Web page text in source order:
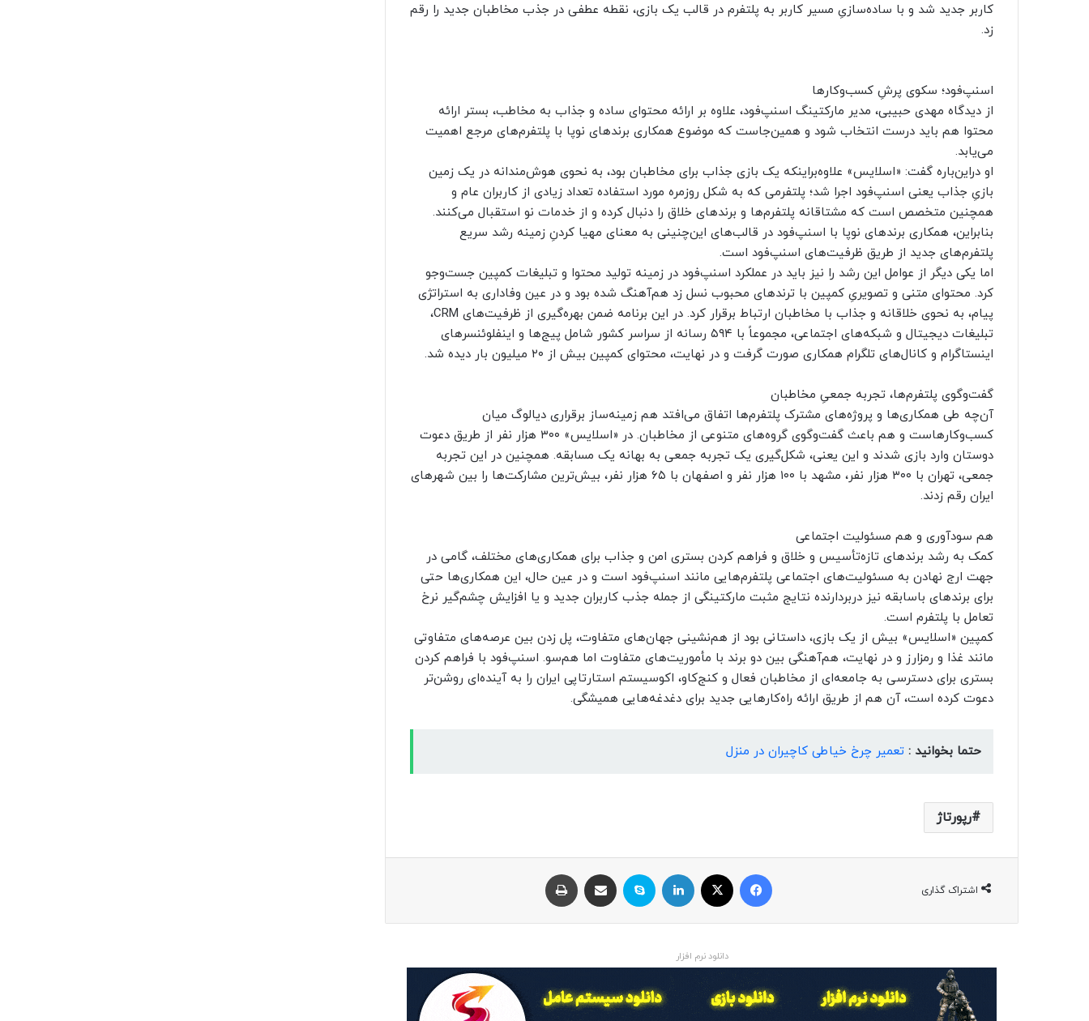
کاربر جدید شد و با ساده‌سازیِ مسیر کاربر به پلتفرم در قالب یک بازی، نقطه عطفی در جذب مخاطبان جدید را رقم
زد.
اسنپ‌فود؛ سکوی پرشِ کسب‌وکارها
از دیدگاه مهدی حبیبی، مدیر مارکتینگ اسنپ‌فود، علاوه بر ارائه محتوای ساده و جذاب به مخاطب، بستر ارائه
محتوا هم باید درست انتخاب شود و همین‌جاست که موضوع همکاری برندهای نوپا با پلتفرم‌های مرجع اهمیت
می‌یابد.
او دراین‌باره گفت: «اسلایس» علاوه‌بر‌اینکه یک بازی جذاب برای مخاطبان بود، به نحوی هوش‌مندانه‌ در یک زمین
بازیِ جذاب یعنی اسنپ‌فود اجرا شد؛ پلتفرمی که به شکل روزمره مورد استفاده تعداد زیادی از کاربران عام و
همچنین متخصص است که مشتاقانه پلتفرم‌ها و برندهای خلاق را دنبال کرده و از خدمات نو استقبال می‌کنند.
بنابراین، همکاری برندهای نوپا با اسنپ‌فود در قالب‌های این‌چنینی به معنای مهیا کردنِ زمینه رشد سریع
پلتفرم‌های جدید از طریق ظرفیت‌های اسنپ‌فود است.
اما یکی دیگر از عوامل این رشد را نیز باید در عملکرد اسنپ‌فود در زمینه تولید محتوا و تبلیغات کمپین جست‌وجو
کرد. محتوای متنی و تصویریِ کمپین با ترندهای محبوب نسل زد هم‌آهنگ شده بود و در عین وفاداری به استراتژی
پیام، به نحوی خلاقانه و جذاب با مخاطبان ارتباط برقرار کرد. در این برنامه ضمن بهره‌گیری از ظرفیت‌های CRM،
تبلیغات دیجیتال و شبکه‌های اجتماعی، مجموعاً با ۵۹۴ رسانه از سراسر کشور شامل پیج‌ها و اینفلوئنسرهای
اینستاگرام و کانال‌های تلگرام همکاری صورت گرفت و در نهایت، محتوای کمپین بیش از ۲۰ میلیون بار دیده شد.
گفت‌وگوی پلتفرم‌ها، تجربه جمعیِ مخاطبان
آن‌چه طی همکاری‌ها و پروژه‌های مشترک پلتفرم‌ها اتفاق می‌افتد هم زمینه‌ساز برقراری دیالوگ میان
کسب‌وکارهاست و هم باعث گفت‌وگوی گروه‌های متنوعی از مخاطبان. در «اسلایس» ۳۰۰ هزار نفر از طریق دعوت
دوستان وارد بازی شدند و این یعنی، شکل‌گیری یک تجربه جمعی به بهانه یک مسابقه. همچنین در این تجربه
جمعی، تهران با ۳۰۰ هزار نفر، مشهد با ۱۰۰ هزار نفر و اصفهان با ۶۵ هزار نفر، بیش‌ترین مشارکت‌ها را بین شهرهای
ایران رقم زدند.
هم سودآوری و هم مسئولیت اجتماعی
کمک به رشد برندهای تازه‌تأسیس و خلاق و فراهم کردن بستری امن و جذاب برای همکاری‌های مختلف، گامی در
جهت ارج نهادن به مسئولیت‌های اجتماعی پلتفرم‌هایی مانند اسنپ‌فود است و در عین حال، این همکاری‌ها حتی
برای برندهای باسابقه نیز دربردارنده نتایج مثبت مارکتینگی از جمله جذب کاربران جدید و یا افزایش چشم‌گیر نرخ
تعامل با پلتفرم است.
کمپین «اسلایس» بیش از یک بازی، داستانی بود از هم‌نشینی جهان‌های متفاوت، پل زدن بین عرصه‌های متفاوتی
مانند غذا و رمزارز و در نهایت، هم‌آهنگی بین دو برند با مأموریت‌های متفاوت اما هم‌سو. اسنپ‌فود با فراهم کردن
بستری برای دسترسی به جامعه‌ای از مخاطبان فعال و کنج‌کاو، اکوسیستم استارتاپی ایران را به آینده‌ای روشن‌تر
دعوت کرده است، آن هم از طریق ارائه راه‌کارهایی جدید برای دغدغه‌هایی همیشگی.
حتما بخوانید : تعمیر چرخ خیاطی کاچیران در منزل
رپورتاژ
اشتراک گذاری
ایکس
دانلود نرم افزار